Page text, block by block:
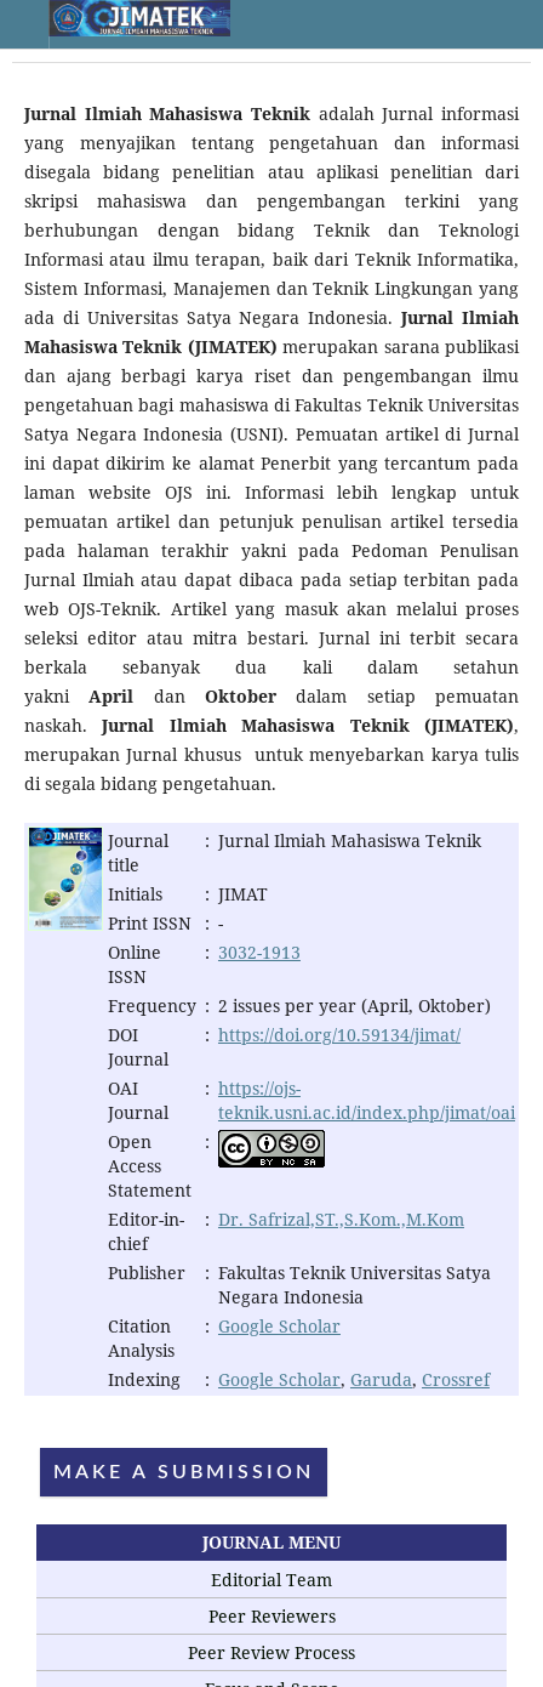
Jurnal Ilmiah Mahasiswa Teknik adalah Jurnal informasi
yang menyajikan tentang pengetahuan dan informasi
disegala bidang penelitian atau aplikasi penelitian dari
skripsi mahasiswa dan pengembangan terkini yang
berhubungan dengan bidang Teknik dan Teknologi
Informasi atau ilmu terapan, baik dari Teknik Informatika,
Sistem Informasi, Manajemen dan Teknik Lingkungan yang
ada di Universitas Satya Negara Indonesia.Jurnal Ilmiah
Mahasiswa Teknik (JIMATEK) merupakan sarana publikasi
dan ajang berbagi karya riset dan pengembangan ilmu
pengetahuan bagi mahasiswa di Fakultas Teknik Universitas
Satya Negara Indonesia (USNI). Pemuatan artikel di Jurnal
ini dapat dikirim ke alamat Penerbit yang tercantum pada
laman website OJS ini. Informasi lebih lengkap untuk
pemuatan artikel dan petunjuk penulisan artikel tersedia
pada halaman terakhir yakni pada Pedoman Penulisan
Jurnal Ilmiah atau dapat dibaca pada setiap terbitan pada
web OJS-Teknik. Artikel yang masuk akan melalui proses
seleksi editor atau mitra bestari. Jurnal ini terbit secara
berkala sebanyak dua kali dalam setahun
yakniApril dan Oktober dalam setiap pemuatan
naskah.Jurnal Ilmiah Mahasiswa Teknik (JIMATEK),
merupakan Jurnal khusus untuk menyebarkan karya tulis
di segala bidang pengetahuan.
Journal
title
: Jurnal Ilmiah Mahasiswa Teknik
Initials : JIMAT
Print ISSN
: -
Online
ISSN
: 3032-1913
Frequency : 2 issues per year (April, Oktober)
DOI
Journal
: https://doi.org/10.59134/jimat/
OAI
Journal
: https://ojs-
teknik.usni.ac.id/index.php/jimat/oai
Open
Access
Statement
:
Editor-in-
chief
: Dr. Safrizal,ST.,S.Kom.,M.Kom
Publisher : Fakultas Teknik Universitas Satya
Negara Indonesia
Citation
Analysis
: Google Scholar
Indexing : Google Scholar, Garuda, Crossref
MAKE A SUBMISSION
JOURNAL MENU
Editorial Team
Peer Reviewers
Peer Review Process